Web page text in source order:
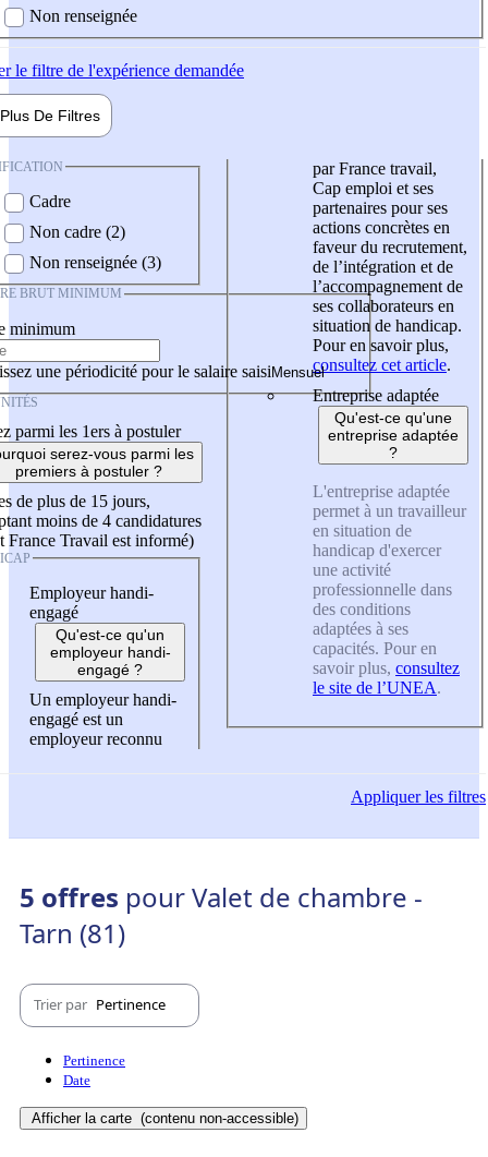
Non renseignée
le filtre de l'expérience demandée
Plus De Filtres
Cadre
Non cadre (2)
Non renseignée (3)
BRUT MINIMUM
minimum
une périodicité pour le salaire saisi
parmi les 1ers à postuler
serez-vous parmi les
premiers à postuler ?
de plus de 15 jours,
moins de 4 candidatures
France Travail est informé)
Employeur handi-
engagé
Qu'est-ce qu'un
employeur handi-
engagé ?
Un employeur handi-
engagé est un
employeur reconnu
par France travail,
Cap emploi et ses
partenaires pour ses
actions concrètes en
faveur du recrutement,
de l’intégration et de
l’accompagnement de
ses collaborateurs en
situation de handicap.
Pour en savoir plus,
consultez cet article.
Entreprise adaptée
Qu'est-ce qu'une
entreprise adaptée
?
L'entreprise adaptée
permet à un travailleur
en situation de
handicap d'exercer
une activité
professionnelle dans
des conditions
adaptées à ses
capacités. Pour en
savoir plus, consultez
le site de l’UNEA.
Appliquerles filtres
5 offres pour Valet de chambre -
Tarn (81)
Trier par Pertinence
Pertinence
Date
Afficher la carte (contenu non-accessible)